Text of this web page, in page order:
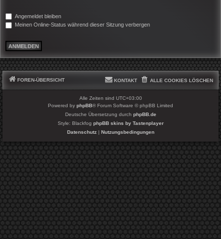
Angemeldet bleiben
Meinen Online-Status während dieser Sitzung verbergen
FOREN-ÜBERSICHT ALLE COOKIES LÖSCHEN
KONTAKT
Alle Zeiten sind UTC+03:00
Powered by phpBB® Forum Software © phpBB Limited
Deutsche Übersetzung durch phpBB.de
Style: Blackfog phpBB skins by Tastenplayer
Datenschutz| Nutzungsbedingungen